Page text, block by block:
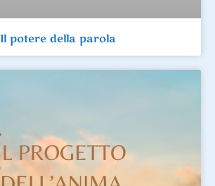
Il potere della parola